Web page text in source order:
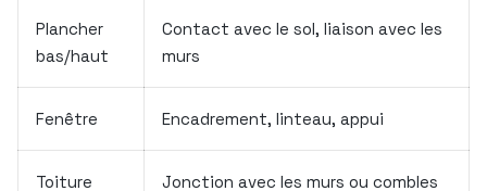
Plancher
bas/haut
Contact avec le sol, liaison avec les
murs
Fenêtre Encadrement, linteau, appui
Toiture Jonction avec les murs ou combles